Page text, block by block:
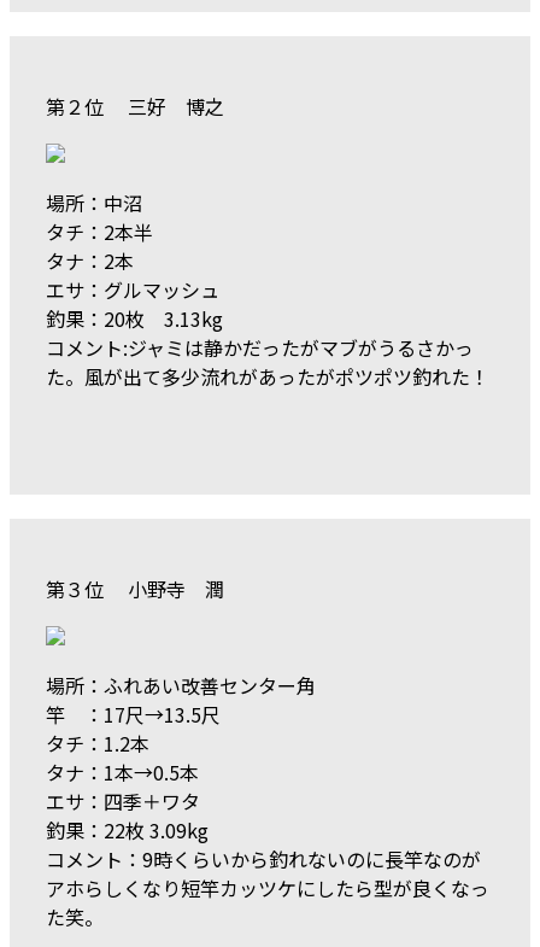
第２位 三好 博之
場所：中沼
タチ：2本半
タナ：2本
エサ：グルマッシュ
釣果：20枚 3.13kg
コメント:ジャミは静かだったがマブがうるさかっ
た。風が出て多少流れがあったがポツポツ釣れた！
第３位 小野寺 潤
場所：ふれあい改善センター角
竿 ：17尺→13.5尺
タチ：1.2本
タナ：1本→0.5本
エサ：四季＋ワタ
釣果：22枚 3.09kg
コメント：9時くらいから釣れないのに長竿なのが
アホらしくなり短竿カッツケにしたら型が良くなっ
た笑。